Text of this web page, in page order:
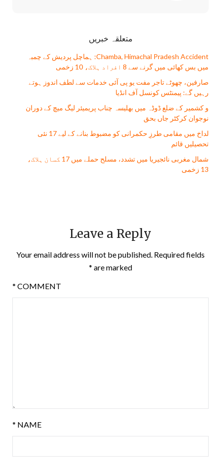
متعلقہ خبریں
Chamba, Himachal Pradesh Accident: ہماچل پردیش کے چمبہ
میں بس کھائی میں گرنے سے 8 افراد ہلاک، 10 زخمی
صارفین، چھوٹے تاجر مفت يو پی آئی خدمات سے لطف اندوز ہوتے
رہیں گے: پیمنٹس کونسل آف انڈیا
و کشمیر کے ضلع ڈوڈہ میں بھلیسہ چناب پریمیئر لیگ میچ کے دوران
نوجوان کرکٹر جاں بحق
لداخ میں مقامی طرزِ حکمرانی کو مضبوط بنانے کے لیے 17 نئی
تحصیلیں قائم
شمال مغربی نائجیریا میں تشدد، مسلح حملے میں 17 کسان ہلاک،
13 زخمی
Leave a Reply
Your email address will not be published. Required fields
are marked
*
COMMENT
*
NAME
*